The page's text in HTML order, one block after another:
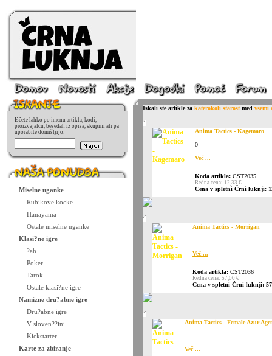
Iščete lahko po imenu artikla, kodi,
proizvajalcu, besedah iz opisa, skupini ali pa
uporabite domišljijo:
Miselne uganke
Rubikove kocke
Hanayama
Ostale miselne uganke
Klasi?ne igre
?ah
Poker
Tarok
Ostale klasi?ne igre
Namizne dru?abne igre
Dru?abne igre
V sloven??ini
Kickstarter
Karte za zbiranje
Iskali ste artikle za katerokoli starost med vsemi
Anima Tactics - Kagemaro
0
Več ...
Koda artikla: CST2035
Redna cena: 12,33 €
Cena v spletni Črni luknji:
Anima Tactics - Morrigan
Več ...
Koda artikla: CST2036
Redna cena: 57,00 €
Cena v spletni Črni luknji:
Anima Tactics - Female Azur
Več ...